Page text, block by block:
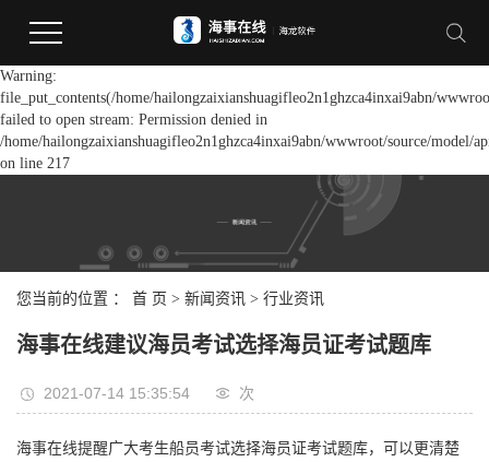
Warning:
file_put_contents(/home/hailongzaixianshuagifleo2n1ghzca4inxai9abn/
failed to open stream: Permission denied in
/home/hailongzaixianshuagifleo2n1ghzca4inxai9abn/wwwroot/source/model/
on line 217
您当前的位置 ： 首 页 > 新闻资讯 > 行业资讯
海事在线建议海员考试选择海员证考试题库
2021-07-14 15:35:54 次
海事在线提醒广大考生船员考试选择海员证考试题库，可以更清楚